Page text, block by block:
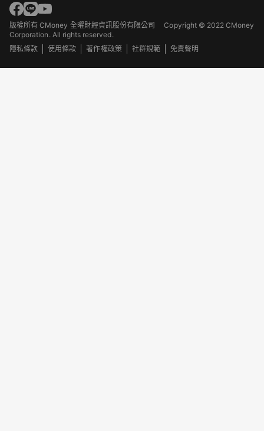
版權所有 CMoney 全曜財經資訊股份有限公司Copyright © 2022 CMoney
Corporation. All rights reserved.
隱私條款
使用條款 著作權政策 社群規範 免責聲明